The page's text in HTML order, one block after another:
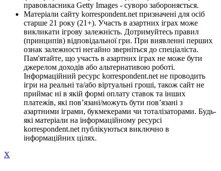
правовласника Getty Images - суворо забороняється.
Матеріали сайту korrespondent.net призначені для осіб
старше 21 року (21+). Участь в азартних іграх може
викликати ігрову залежність. Дотримуйтесь правил
(принципів) відповідальної гри. При виявленні перших
ознак залежності негайно зверніться до спеціаліста.
Пам'ятайте, що участь в азартних іграх не може бути
джерелом доходів або альтернативою роботі.
Інформаційний ресурс korrespondent.net не проводить
ігри на реальні та/або віртуальні гроші, також сайт не
приймає ні в якій формі оплату ставок та інших
платежів, які пов’язані/можуть бути пов’язані з
азартними іграми, букмекерами чи тоталізаторами. Будь-
які матеріали на інформаційному ресурсі
korrespondent.net публікуються виключно в
інформаційних цілях.
X